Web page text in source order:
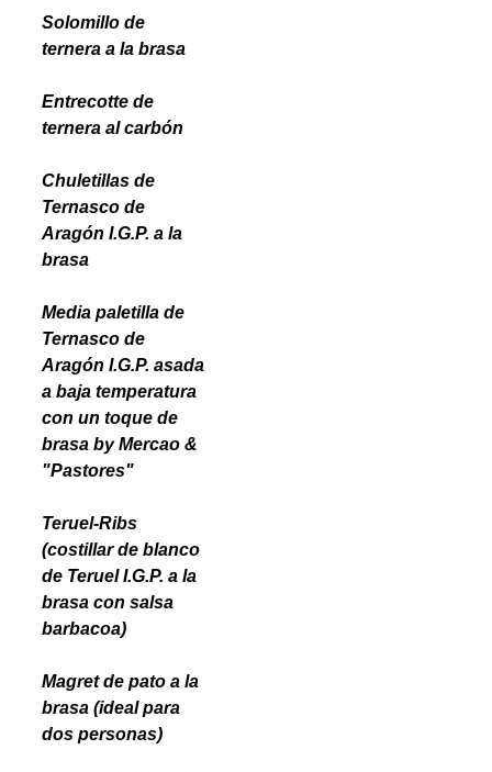
Solomillo de
ternera a la brasa
Entrecotte de
ternera al carbón
Chuletillas de
Ternasco de
Aragón I.G.P. a la
brasa
Media paletilla de
Ternasco de
Aragón I.G.P. asada
a baja temperatura
con un toque de
brasa by Mercao &
"Pastores"
Teruel-Ribs
(costillar de blanco
de Teruel I.G.P. a la
brasa con salsa
barbacoa)
Magret de pato a la
brasa (ideal para
dos personas)